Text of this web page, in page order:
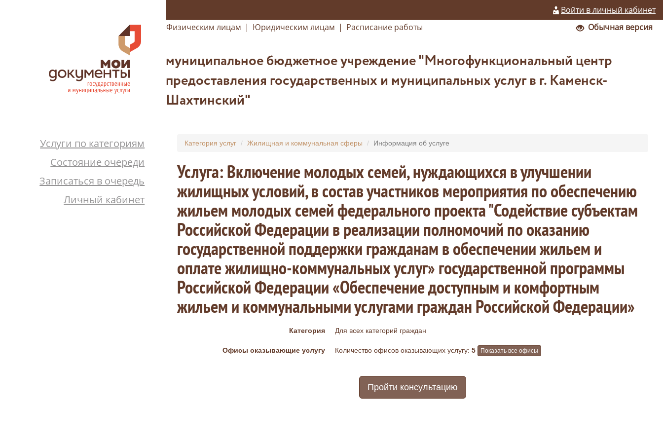
Войти в личный кабинет
Физическим лицам | Юридическим лицам | Расписание работы Обычная версия
муниципальное бюджетное учреждение "Многофункциональный центр
предоставления государственных и муниципальных услуг в г. Каменск-
Шахтинский"
Услуги по категориям
Состояние очереди
Записаться в очередь
Личный кабинет
Категория услуг Жилищная и коммунальная сферы Информация об услуге
Услуга: Включение молодых семей, нуждающихся в улучшении
жилищных условий, в состав участников мероприятия по обеспечению
жильем молодых семей федерального проекта "Содействие субъектам
Российской Федерации в реализации полномочий по оказанию
государственной поддержки гражданам в обеспечении жильем и
оплате жилищно-коммунальных услуг» государственной программы
Российской Федерации «Обеспечение доступным и комфортным
жильем и коммунальными услугами граждан Российской Федерации»
Категория Для всех категорий граждан
Офисы оказывающие услугу Количество офисов оказывающих услугу: 5 Показать все офисы
Пройти консультацию